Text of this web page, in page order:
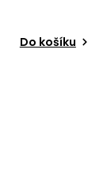
Do košíku